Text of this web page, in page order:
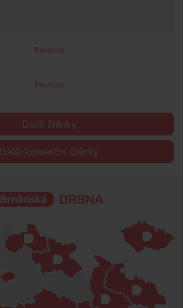
Premium
Premium
Další články
Další komerční články